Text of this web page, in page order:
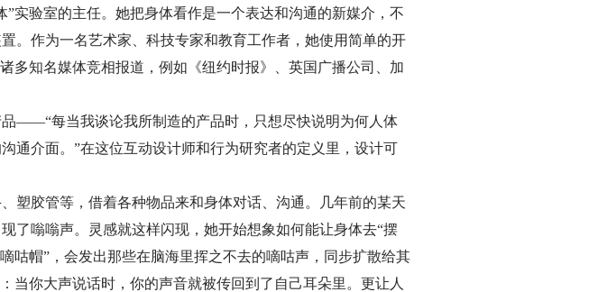
实验室的主任。她把身体看作是一个表达和沟通的新媒介，不
。作为一名艺术家、科技专家和教育工作者，她使用简单的开
多知名媒体竞相报道，例如《纽约时报》、英国广播公司、加
——“每当我谈论我所制造的产品时，只想尽快说明为何人体
通介面。”在这位互动设计师和行为研究者的定义里，设计可
塑胶管等，借着各种物品来和身体对话、沟通。几年前的某天
了嗡嗡声。灵感就这样闪现，她开始想象如何能让身体去“摆
帽”，会发出那些在脑海里挥之不去的嘀咕声，同步扩散给其
当你大声说话时，你的声音就被传回到了自己耳朵里。更让人